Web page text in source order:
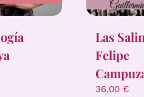
Las
Felipe
36,00 €